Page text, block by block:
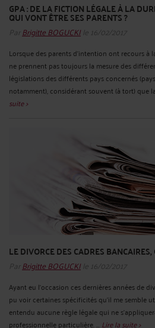
GPA : DE LA FICTION LÉGALE À LA
QUI VONT ÊTRE SES PARENTS ?
Par Brigitte BOGUCKI le 16/02/2017
Lorsque des parents d’intention ont recours à
ne prennent pas toujours la mesure des
législations des différents pays concernés
notamment), considérant souvent (à tort) que
suite >
LE DIVORCE DES CADRES
Par Brigitte BOGUCKI le 16/02/2017
Ayant eu l’occasion ces dernières années de
pu voir certaines spécificités qu’il me semble
entendu aucune règle légale qui ne
professionnelle particulière. ... Lire la suite >